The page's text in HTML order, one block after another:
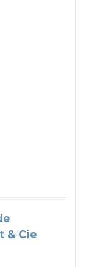
& Cie